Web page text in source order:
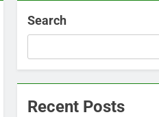
Search
Recent Posts